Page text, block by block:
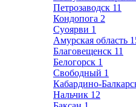
Петрозаводск 11
Кондопога 2
Суоярви 1
Амурская область
Благовещенск 11
Белогорск 1
Свободный 1
Кабардино-
Нальчик 12